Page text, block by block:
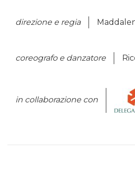
direzione e regia
coreografo e danzatore
in collaborazione con